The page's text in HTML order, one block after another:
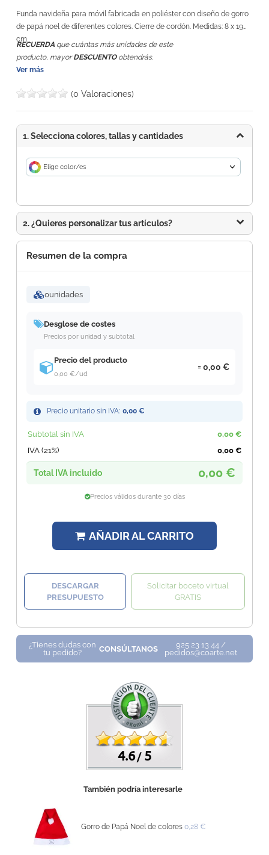
Funda navideña para móvil fabricada en poliéster con diseño de gorro
de papá noel de diferentes colores. Cierre de cordón. Medidas: 8 x 19
cm.
RECUERDA que cuántas más unidades de este
producto, mayorDESCUENTOobtendrás.
Ver más
(0 Valoraciones)
1. Selecciona colores, tallas y cantidades
Elige color/es
2. ¿Quieres personalizar tus artículos?
Resumen de la compra
0unidades
Desglose de costes
Precios por unidad y subtotal
Precio del producto
0,00 €/ud
0,00 €
Precio unitario sin IVA: 0,00 €
Subtotal sin IVA
0,00 €
IVA (21%)
0,00 €
Total IVA incluido 0,00 €
Precios válidos durante 30 días
AÑADIR AL CARRITO
DESCARGAR
PRESUPUESTO
Solicitar boceto virtual
GRATIS
¿Tienes dudas con
tu pedido?
CONSÚLTANOS
925 23 13 44 /
pedidos@coarte.net
4.6 /5
También podría interesarle
Gorro de Papá Noel de colores 0,28 €